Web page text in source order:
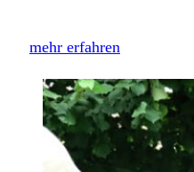
mehr erfahren